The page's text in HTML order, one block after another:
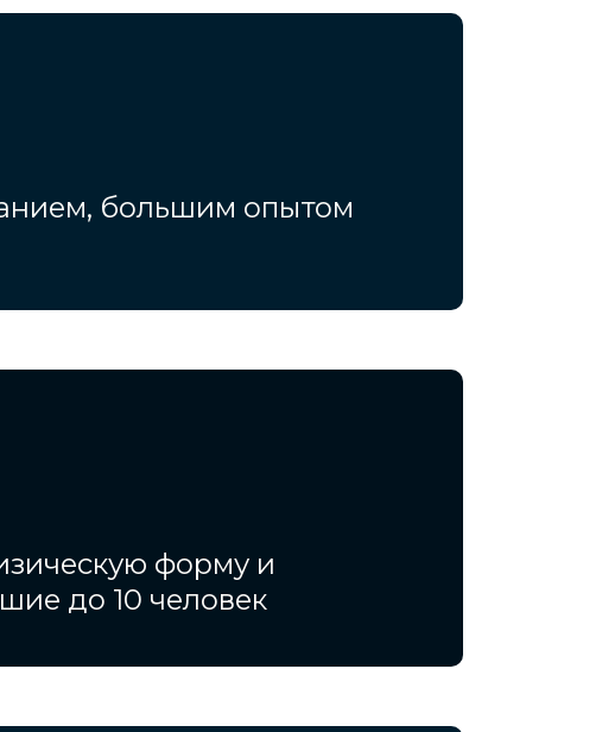
большим опытом
форму и
до 10 человек